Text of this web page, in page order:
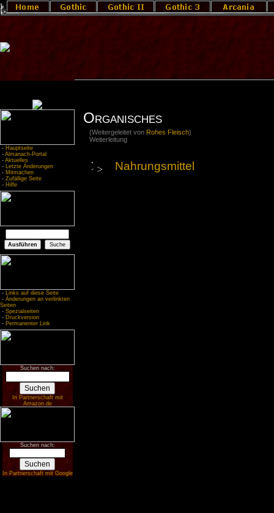
- Hauptseite
- Almanach-Portal
- Aktuelles
- Letzte Änderungen
- Mitmachen
- Zufällige Seite
- Hilfe
- Links auf diese Seite
- Änderungen an verlinkten
Seiten
- Spezialseiten
- Druckversion
- Permanenter Link
Suchen nach:
In Partnerschaft mit
Amazon.de
Suchen nach:
In Partnerschaft mit Google
Organisches
(Weitergeleitet von Rohes Fleisch)
Weiterleitung
Nahrungsmittel